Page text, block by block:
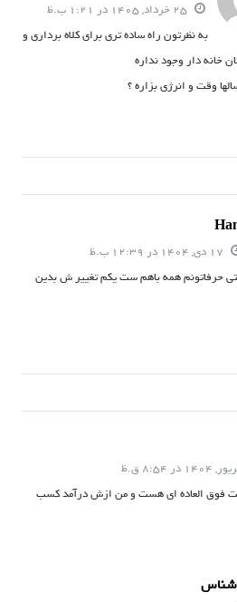
25 خرداد, 1405 در 1:21 ب.ظ
به نظرتون راه ساده تری برای کلاه برداری و
خانه دار وجود نداره
وقت و انرژی بزاره ؟
حرفاتونم همه باهم ست یکم تغییر ش بدین
فوق العاده ای هست و من ازش درآمد کسب